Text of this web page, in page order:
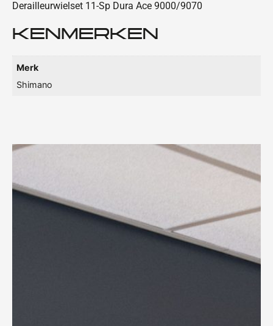
Derailleurwielset 11-Sp Dura Ace 9000/9070
KENMERKEN
Merk
Shimano